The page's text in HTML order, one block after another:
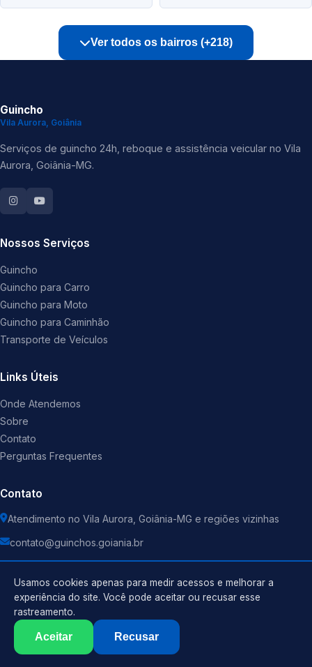
Ver todos os bairros (+218)
Guincho
Vila Aurora, Goiânia
Serviços de guincho 24h, reboque e assistência veicular no Vila
Aurora, Goiânia-MG.
Nossos Serviços
Guincho
Guincho para Carro
Guincho para Moto
Guincho para Caminhão
Transporte de Veículos
Links Úteis
Onde Atendemos
Sobre
Contato
Perguntas Frequentes
Contato
Atendimento no Vila Aurora, Goiânia-MG e regiões vizinhas
contato@guinchos.goiania.br
Guincho . Todos os direitos reservados.
Usamos cookies apenas para medir acessos e melhorar a
experiência do site. Você pode aceitar ou recusar esse
rastreamento.
Aceitar Recusar